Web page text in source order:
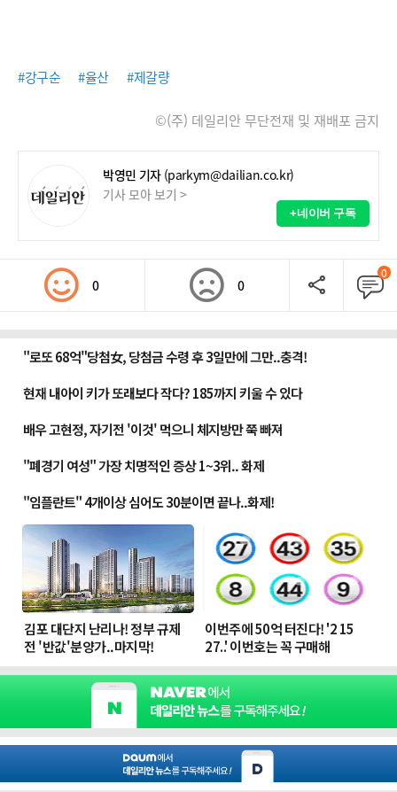
#강구순 #율산 #제갈량
©(주) 데일리안 무단전재 및 재배포 금지
박영민 기자 (parkym@dailian.co.kr)
기사 모아 보기 >
+네이버 구독
0 0
0